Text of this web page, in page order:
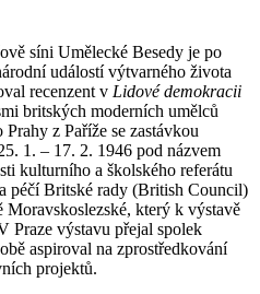
síni Umělecké Besedy je po
událostí výtvarného života
recenzent v Lidové demokracii
britských moderních umělců
z Paříže se zastávkou
1. – 17. 2. 1946 pod názvem
kulturního a školského referátu
péčí Britské rady (British Council)
který k výstavě
Praze výstavu přejal spolek
aspiroval na zprostředkování
projektů.